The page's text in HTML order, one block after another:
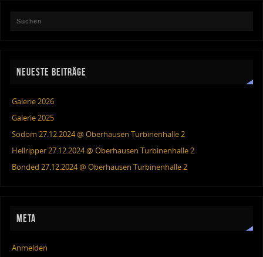
NEUESTE BEITRÄGE
Galerie 2026
Galerie 2025
Sodom 27.12.2024 @ Oberhausen Turbinenhalle 2
Hellripper 27.12.2024 @ Oberhausen Turbinenhalle 2
Bonded 27.12.2024 @ Oberhausen Turbinenhalle 2
META
Anmelden